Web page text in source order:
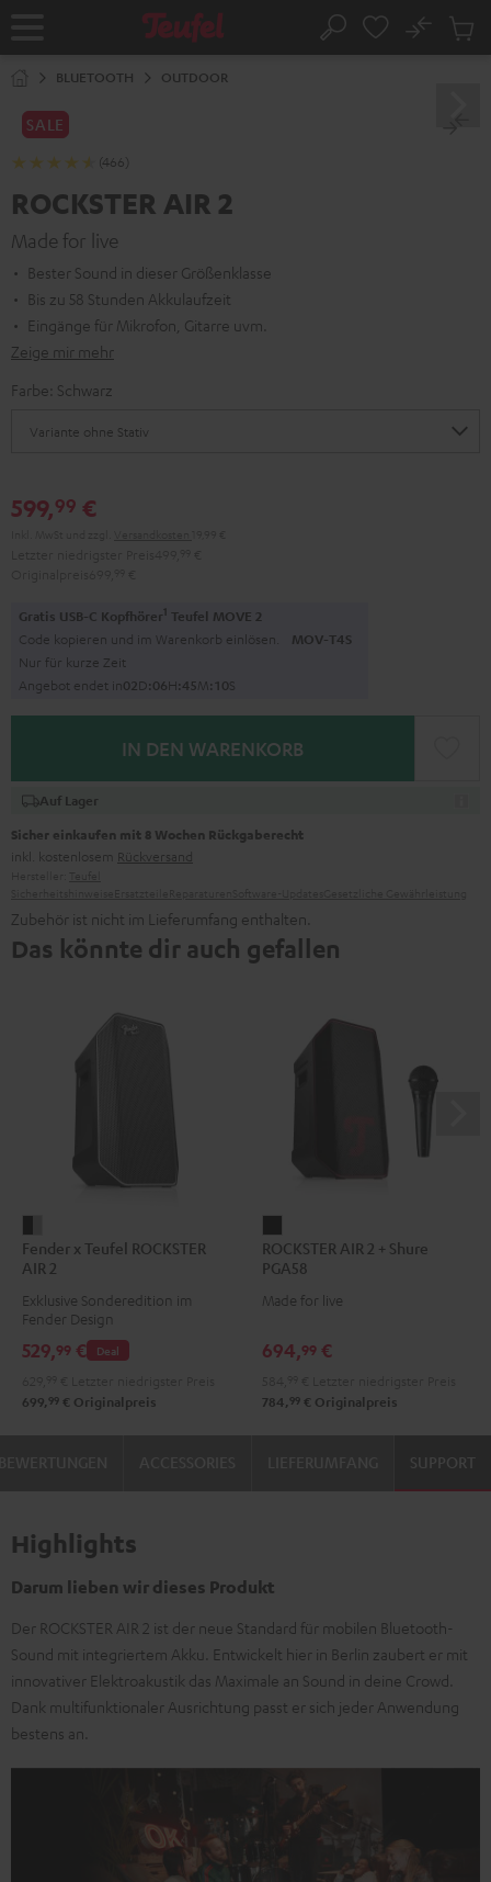
Startseite Suche
No
BLUETOOTH OUTDOOR
SALE
(466)
ROCKSTER AIR 2
Made for live
Bester Sound in dieser Größenklasse
Bis zu 58 Stunden Akkulaufzeit
Eingänge für Mikrofon, Gitarre uvm.
Zeige mir mehr
Farbe: Schwarz
599,99 €
Gratis USB-C Kopfhörer1 Teufel MOVE 2
Code kopieren und im Warenkorb einlösen. MOV-T4S
Nur für kurze Zeit
Angebot endet in02D:06H:45M:09S
IN DEN WARENKORB
Auf Lager
Sicher einkaufen mit 8 Wochen Rückgaberecht
inkl. kostenlosem Rückversand
Zubehör ist nicht im Lieferumfang enthalten.
Das könnte dir auch gefallen
x
Teufel
ROCKSTER
2
&
Fender x Teufel ROCKSTER
AIR 2
Exklusive Sonderedition im
Fender Design
Deal
529,99 €
699, 99 € Originalpreis
AIR
2
+
PGA58
ROCKSTER AIR 2 + Shure
PGA58
Made for live
694,99 €
784, 99 € Originalpreis
SUPPORT
Highlights
Darum lieben wir dieses Produkt
Der ROCKSTER AIR 2 ist der neue Standard für mobilen Bluetooth-
Sound mit integriertem Akku. Entwickelt hier in Berlin zaubert er mit
innovativer Elektroakustik das Maximale an Sound in deine Crowd.
Dank multifunktionaler Ausrichtung passt er sich jeder Anwendung
bestens an.